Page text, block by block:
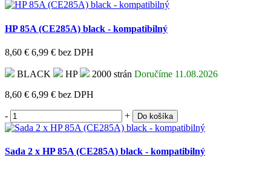
HP 85A (CE285A) black - kompatibilný
8,60 € 6,99 € bez DPH
BLACK HP 2000 strán Doručíme 11.08.2026
8,60 € 6,99 € bez DPH
- + Do košíka
Sada 2 x HP 85A (CE285A) black - kompatibilný